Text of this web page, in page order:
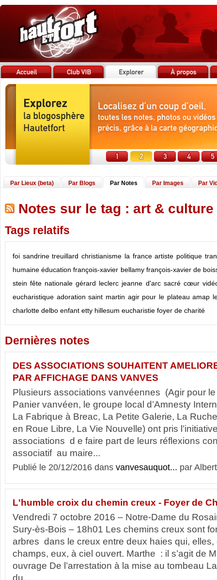
Par Lieux (beta) Par Blogs Par Notes Par Images Par
Notes sur le tag : art & culture
Tags relatifs
foi sandrine treuillard christianisme la france artiste politique
humaine éducation françois-xavier bellamy françois-xavier de
stein fête nationale gérard leclerc jeanne d'arc sacré cœur
eucharistique adoration saint martin agir pour le plateau amap
charlotte delbo enfant etty hillesum eucharistie foyer de charité
Dernières notes
DES ASSOCIATIONS SOUHAITENT
PAR AFFICHAGE DANS VANVES
Plusieurs associations vanvéennes (Agir pour
Panier vanvéen, le groupe local d’Amnesty
La Fabrique à Breac, La Petite Galerie, La
en Roue Libre, La Vie Nouvelle) ont pris
associations d e faire part de leurs réflexions
associatif au maire...
Publié le 20/12/2016 dans vanvesauquot... par
L'humble croix du chemin creux - Foyer de
Vendredi 7 octobre 2016 – Notre-Dame du
Sury-ès-Bois – 18h01 Les chemins creux sont
arbres dans le creux entre deux haies qui,
champs, eux, à ciel ouvert. Marthe : il s’agit de
ouvrage De l’arrestation à la mise au tombeau
du...